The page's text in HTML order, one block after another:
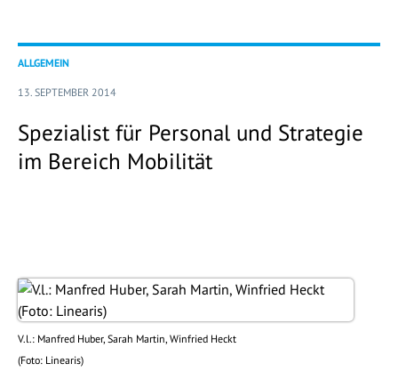
ALLGEMEIN
13. SEPTEMBER 2014
Spezialist für Personal und Strategie
im Bereich Mobilität
V.l.: Manfred Huber, Sarah Martin, Winfried Heckt
(Foto: Linearis)